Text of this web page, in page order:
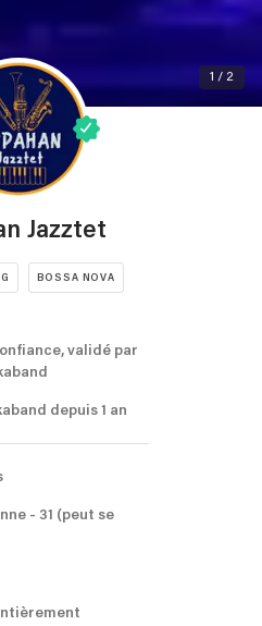
1 / 2
Jazztet
BOSSA NOVA
validé par
depuis 1 an
- 31 (peut se